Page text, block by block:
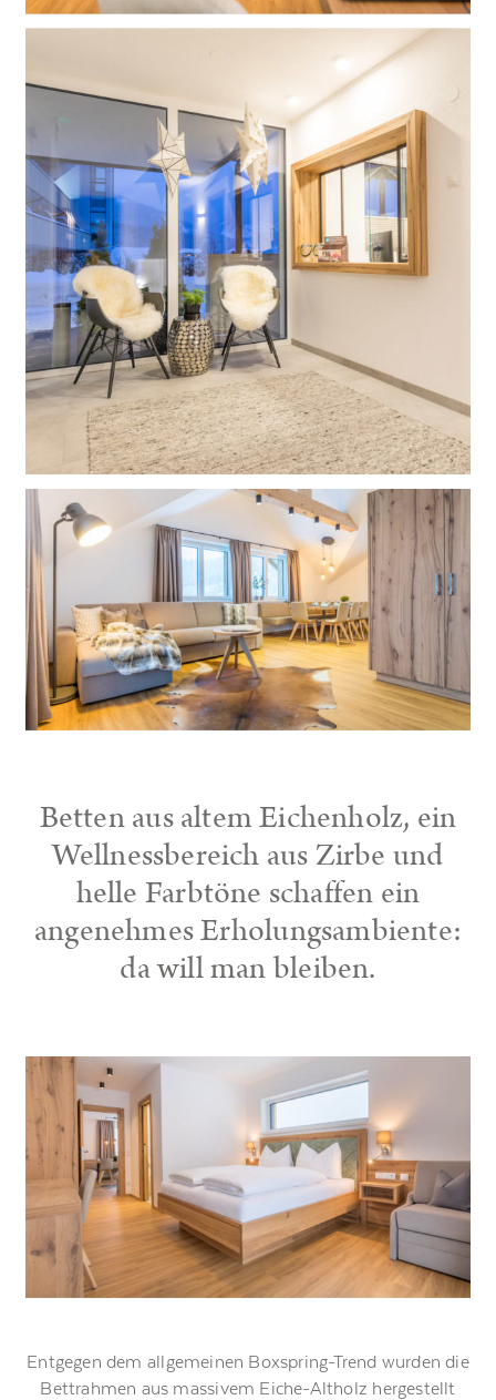
Betten aus altem Eichenholz, ein
Wellnessbereich aus Zirbe und
helle Farbtöne schaffen ein
angenehmes Erholungsambiente:
da will man bleiben.
Entgegen dem allgemeinen Boxspring-Trend wurden die
Bettrahmen aus massivem Eiche-Altholz hergestellt